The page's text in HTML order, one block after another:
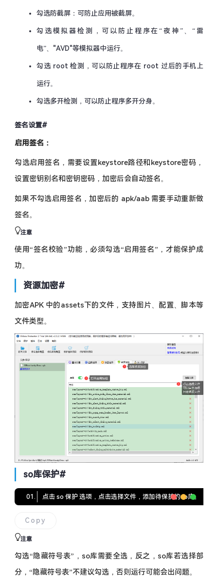
勾选防截屏：可防止应用被截屏。
勾选模拟器检测，可以防止程序在“夜神”、“雷
电”、"AVD"等模拟器中运行。
勾选 root 检测，可以防止程序在 root 过后的手机上
运行。
勾选多开检测，可以防止程序多开分身。
签名设置#
启用签名：
勾选启用签名，需要设置keystore路径和keystore密码，
设置密钥别名和密钥密码，加密后会自动签名。
如果不勾选启用签名，加密后的 apk/aab 需要手动重新做
签名。
注意
使用“签名校验”功能，必须勾选“启用签名”，才能保护成
功。
资源加密#
加密APK 中的assets下的文件，支持图片、配置、脚本等
文件类型。
so库保护#
点击 so 保护 选项，点击选择文件，添加待保护的so库。
Copy
注意
勾选“隐藏符号表”，so库需要全选，反之，so库若选择部
分，“隐藏符号表”不建议勾选，否则运行可能会出问题。